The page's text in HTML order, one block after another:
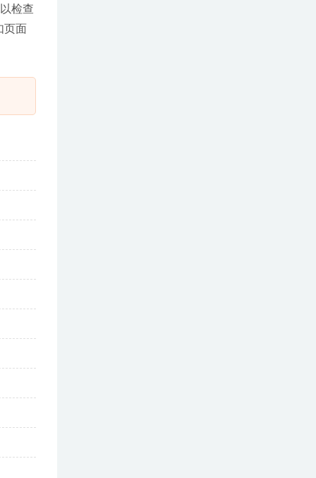
检查
页面